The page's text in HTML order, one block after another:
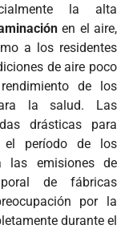
la alta
en el aire,
a los residentes
de aire poco
de los
la salud. Las
drásticas para
el período de los
las emisiones de
de fábricas
por la
durante el